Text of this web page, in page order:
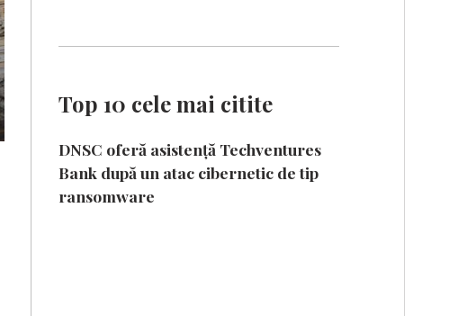
Top 10 cele mai citite
DNSC oferă asistență Techventures
Bank după un atac cibernetic de tip
ransomware